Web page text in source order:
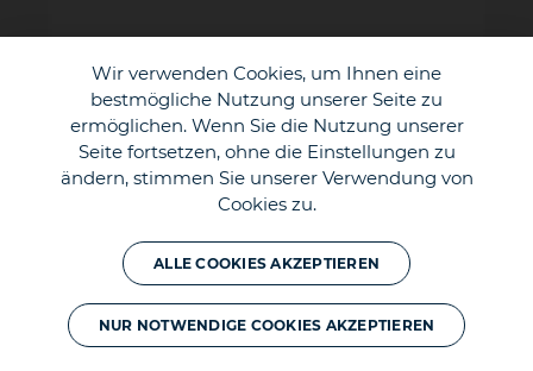
© The Duke of Edinburgh's International Award - Germany e.V.
Wir verwenden Cookies, um Ihnen eine
bestmögliche Nutzung unserer Seite zu
ermöglichen. Wenn Sie die Nutzung unserer
Seite fortsetzen, ohne die Einstellungen zu
ändern, stimmen Sie unserer Verwendung von
Cookies zu.
ALLE COOKIES AKZEPTIEREN
NUR NOTWENDIGE COOKIES AKZEPTIEREN